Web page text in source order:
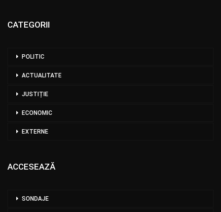
CATEGORII
POLITIC
ACTUALITATE
JUSTIȚIE
ECONOMIC
EXTERNE
ACCESEAZĂ
SONDAJE